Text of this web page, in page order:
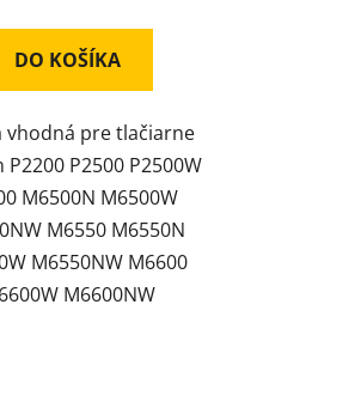
DO KOŠÍKA
vhodná pre tlačiarne
P2200 P2500 P2500W
M6500N M6500W
M6550 M6550N
M6550NW M6600
M6600NW